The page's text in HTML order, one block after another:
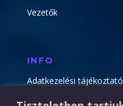
Vezetők
INFO
Adatkezelési tájékoztató